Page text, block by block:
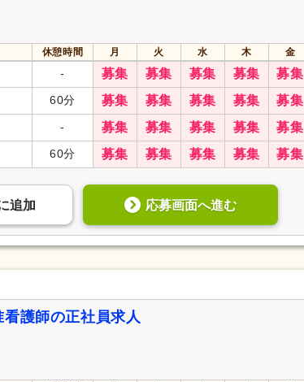
休憩時間 月 火 水 木 金
- 募集 募集 募集 募集 募集
60分 募集 募集 募集 募集 募集
- 募集 募集 募集 募集 募集
60分 募集 募集 募集 募集 募集
追加 応募画面へ進む
護師の正社員求人